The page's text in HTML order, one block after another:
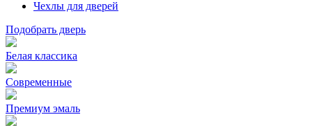
Чехлы для дверей
Подобрать дверь
Белая классика
Современные
Премиум эмаль